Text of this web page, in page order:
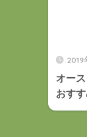
2019
オー
おす